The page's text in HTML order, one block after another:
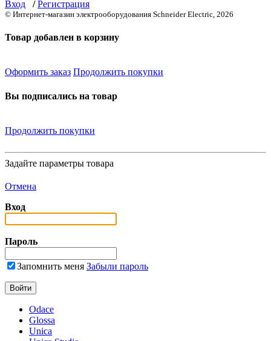
Вход / Регистрация
© Интернет-магазин электрооборудования Schneider Electric, 2026
Товар добавлен в корзину
Оформить заказ Продолжить покупки
Вы подписались на товар
Продолжить покупки
Задайте параметры товара
Отмена
Вход
Пароль
Запомнить меня Забыли пароль
Odace
Glossa
Unica